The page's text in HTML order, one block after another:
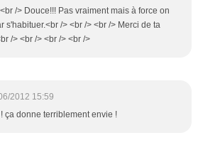
/> Douce!!! Pas vraiment mais à force on
s'habituer.<br /> <br /> <br /> Merci de ta
/> <br /> <br /> <br />
2012 15:59
ça donne terriblement envie !